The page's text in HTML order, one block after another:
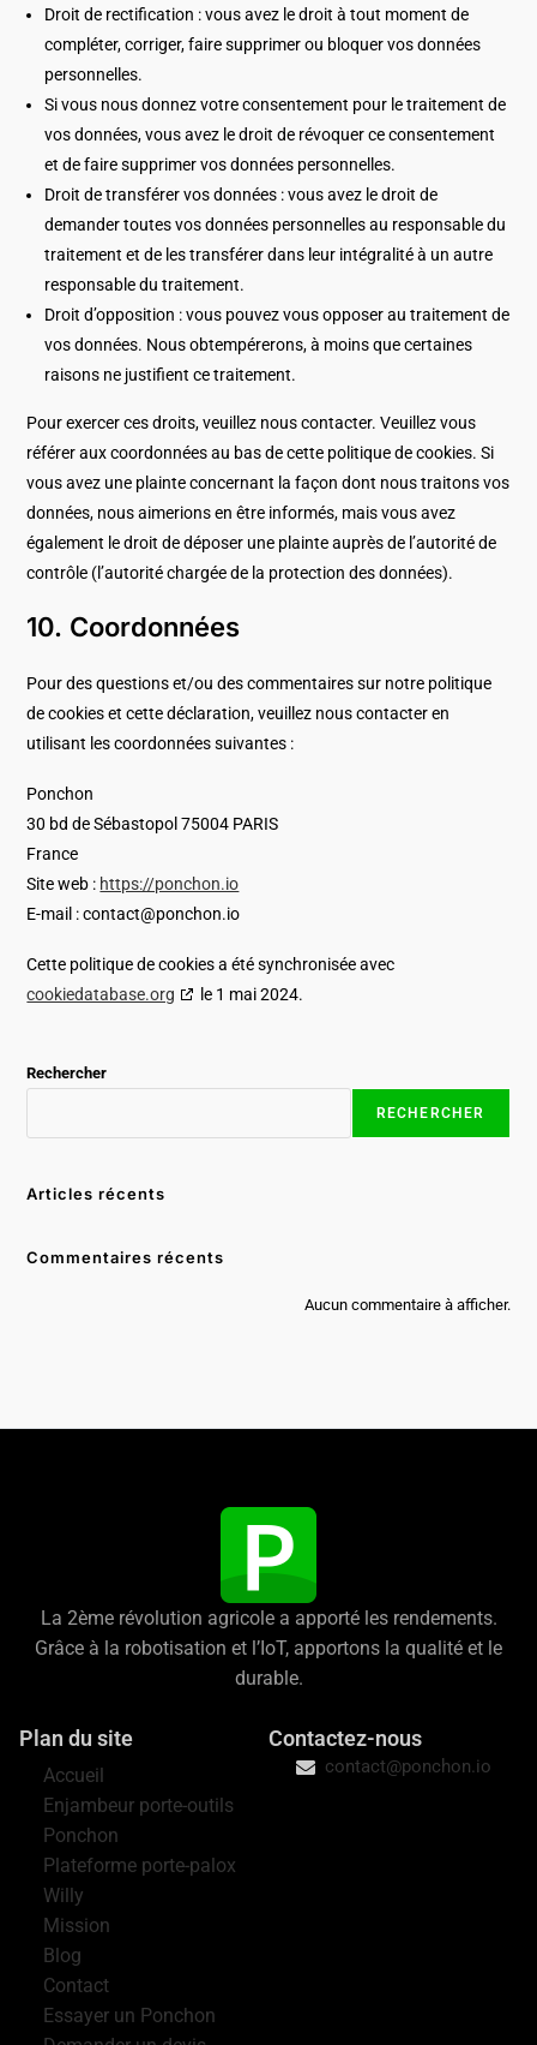
Droit de rectification : vous avez le droit à tout moment de
compléter, corriger, faire supprimer ou bloquer vos données
personnelles.
Si vous nous donnez votre consentement pour le traitement de
vos données, vous avez le droit de révoquer ce consentement
et de faire supprimer vos données personnelles.
Droit de transférer vos données : vous avez le droit de
demander toutes vos données personnelles au responsable du
traitement et de les transférer dans leur intégralité à un autre
responsable du traitement.
Droit d’opposition : vous pouvez vous opposer au traitement de
vos données. Nous obtempérerons, à moins que certaines
raisons ne justifient ce traitement.
Pour exercer ces droits, veuillez nous contacter. Veuillez vous
référer aux coordonnées au bas de cette politique de cookies. Si
vous avez une plainte concernant la façon dont nous traitons vos
données, nous aimerions en être informés, mais vous avez
également le droit de déposer une plainte auprès de l’autorité de
contrôle (l’autorité chargée de la protection des données).
10. Coordonnées
Pour des questions et/ou des commentaires sur notre politique
de cookies et cette déclaration, veuillez nous contacter en
utilisant les coordonnées suivantes :
Ponchon
30 bd de Sébastopol 75004 PARIS
France
Site web : https://ponchon.io
E-mail :contact@ponchon.io
Cette politique de cookies a été synchronisée avec
cookiedatabase.org
le 1 mai 2024.
Rechercher
RECHERCHER
Articles récents
Commentaires récents
Aucun commentaire à afficher.
La 2ème révolution agricole a apporté les rendements.
Grâce à la robotisation et l’IoT, apportons la qualité et le
durable.
Plan du site
Accueil
Enjambeur porte-outils
Ponchon
Plateforme porte-palox
Willy
Mission
Blog
Contact
Essayer un Ponchon
Contactez-nous
contact@ponchon.io